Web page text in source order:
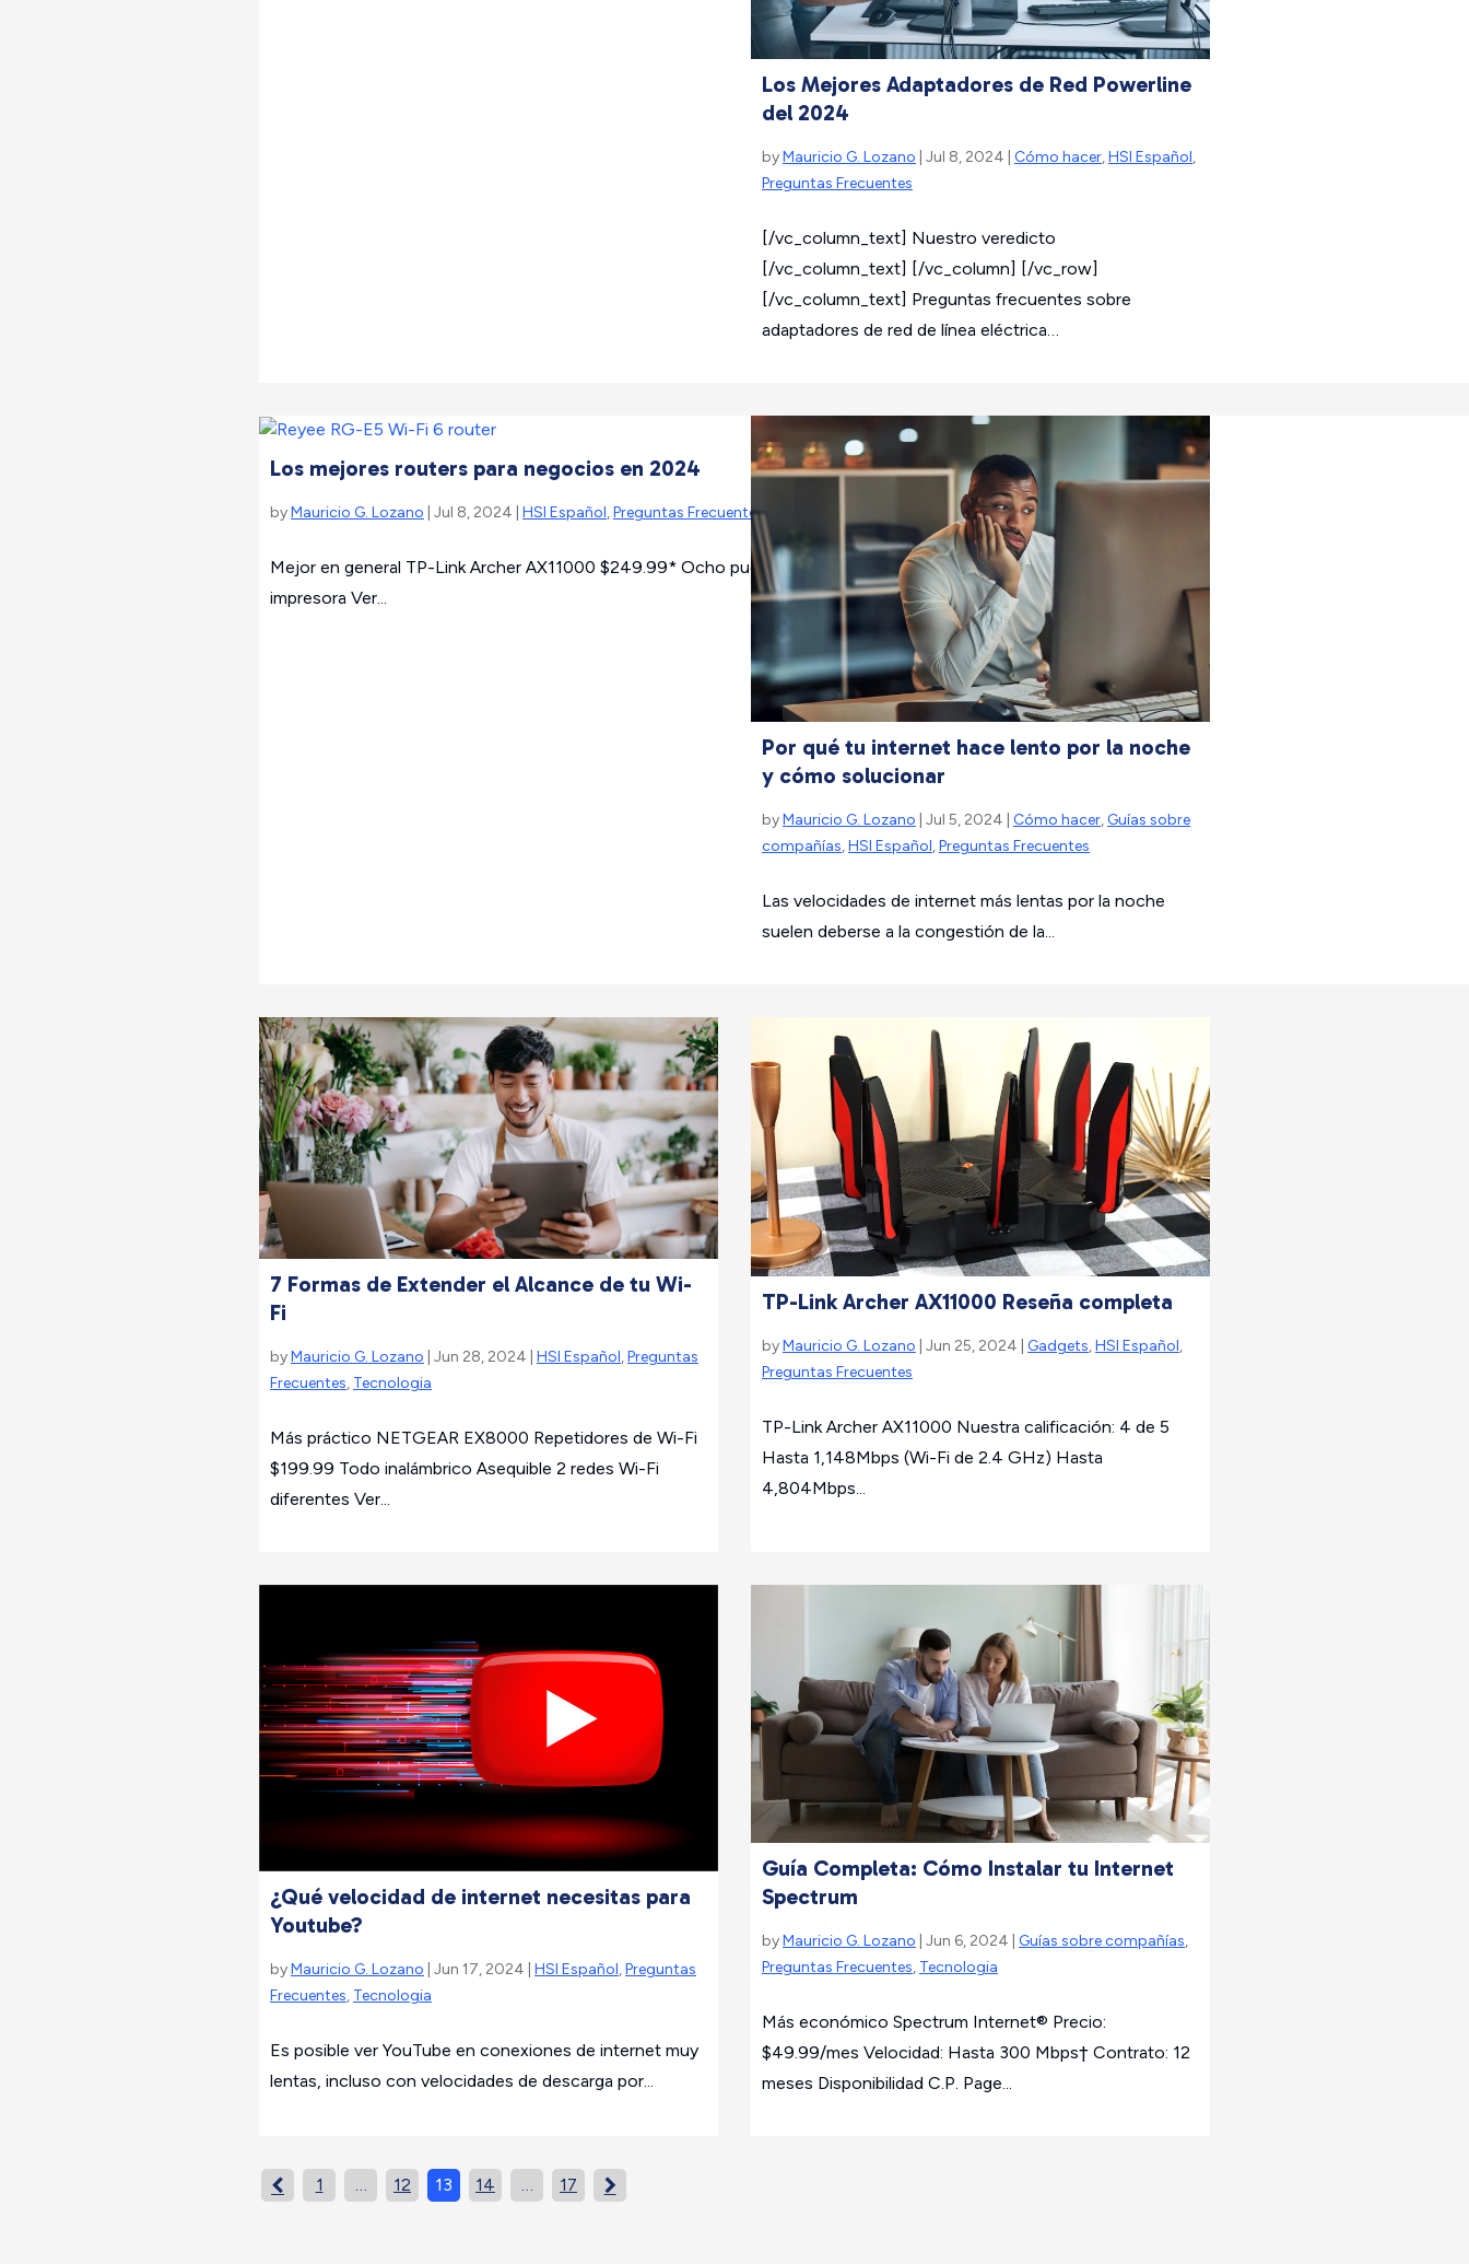
Los Mejores Adaptadores de Red Powerline
del 2024
byMauricio G. Lozano | Jul 8, 2024 | Cómo hacer,HSI Español,
Preguntas Frecuentes
[/vc_column_text] Nuestro veredicto
[/vc_column_text] [/vc_column] [/vc_row]
[/vc_column_text] Preguntas frecuentes sobre
adaptadores de red de línea eléctrica…
Los mejores routers para negocios en 2024
byMauricio G. Lozano | Jul 8, 2024 | HSI Español,Preguntas Frecuentes,
Mejor en general TP-Link Archer AX11000 $249.99* Ocho puertos cableados Seguridad gratuita Sin compartir
impresora Ver...
Por qué tu internet hace lento por la noche
y cómo solucionar
byMauricio G. Lozano | Jul 5, 2024 | Cómo hacer, Guías sobre
compañías,HSI Español,Preguntas Frecuentes
Las velocidades de internet más lentas por la noche
suelen deberse a la congestión de la...
7 Formas de Extender el Alcance de tu Wi-
Fi
byMauricio G. Lozano | Jun 28, 2024 | HSI Español,Preguntas
Frecuentes, Tecnologia
Más práctico NETGEAR EX8000 Repetidores de Wi-Fi
$199.99 Todo inalámbrico Asequible 2 redes Wi-Fi
diferentes Ver...
TP-Link Archer AX11000 Reseña completa
byMauricio G. Lozano | Jun 25, 2024 | Gadgets,HSI Español,
Preguntas Frecuentes
TP-Link Archer AX11000 Nuestra calificación: 4 de 5
Hasta 1,148Mbps (Wi-Fi de 2.4 GHz) Hasta
4,804Mbps...
¿Qué velocidad de internet necesitas para
Youtube?
byMauricio G. Lozano | Jun 17, 2024 | HSI Español,Preguntas
Frecuentes, Tecnologia
Es posible ver YouTube en conexiones de internet muy
lentas, incluso con velocidades de descarga por...
Guía Completa: Cómo Instalar tu Internet
Spectrum
byMauricio G. Lozano | Jun 6, 2024 | Guías sobre compañías,
Preguntas Frecuentes, Tecnologia
Más económico Spectrum Internet® Precio:
$49.99/mes Velocidad: Hasta 300 Mbps† Contrato: 12
meses Disponibilidad C.P. Page...
 1 … 12 13 14 … 17 